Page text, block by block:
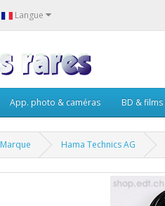
Langue
App. photo & caméras BD &
Marque Hama Technics AG